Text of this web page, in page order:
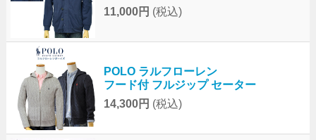
11,000円 (税込)
POLO ラルフローレン
フード付 フルジップ セーター
14,300円 (税込)